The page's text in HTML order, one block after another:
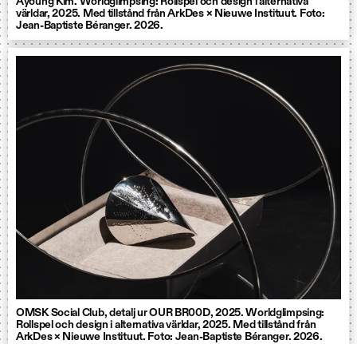
världar, 2025. Med tillstånd från ArkDes × Nieuwe Instituut. Foto:
Jean-Baptiste Béranger. 2026.
OMSK Social Club, detalj ur OUR BR00D, 2025. Worldglimpsing:
Rollspel och design i alternativa världar, 2025. Med tillstånd från
ArkDes × Nieuwe Instituut. Foto: Jean-Baptiste Béranger. 2026.